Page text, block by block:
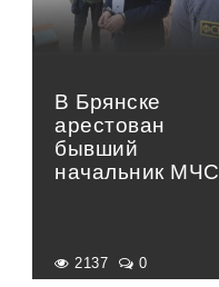
В Брянске
арестован
бывший
начальник МЧС
2137 0